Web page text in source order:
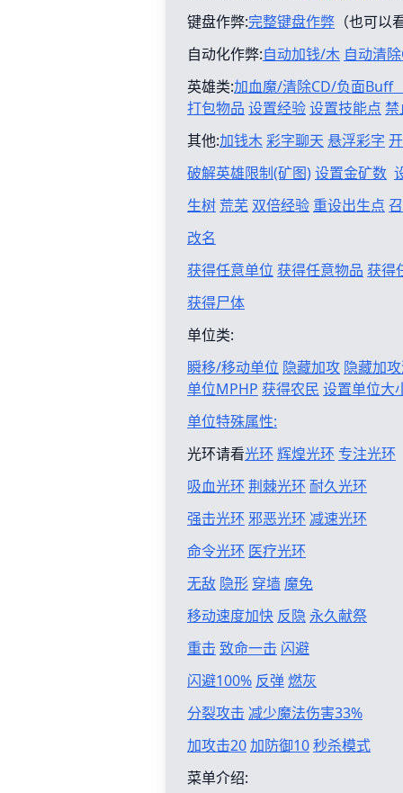
键盘作弊:完整键盘作弊 （也可以
自动化作弊:自动加钱/木 自动清
英雄类:加血魔/清除CD/负面Buff
打包物品 设置经验设置技能点 禁
其他:加钱木彩字聊天 悬浮彩字
破解英雄限制(矿图)设置金矿数
生树 荒芜 双倍经验 重设出生点
改名
获得任意单位 获得任意物品 获得
获得尸体
单位类:
瞬移/移动单位 隐藏加攻 隐藏加
单位MPHP 获得农民 设置单位大
单位特殊属性:
光环请看光环 辉煌光环 专注光环
吸血光环 荆棘光环 耐久光环
强击光环 邪恶光环 减速光环
命令光环 医疗光环
无敌 隐形 穿墙 魔免
移动速度加快 反隐 永久献祭
重击 致命一击 闪避
闪避100% 反弹燃灰
分裂攻击 减少魔法伤害33%
加攻击20加防御10秒杀模式
菜单介绍: